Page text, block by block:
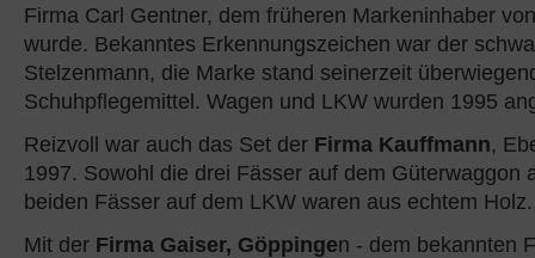
Firma Carl Gentner, dem früheren Markeninhaber
wurde. Bekanntes Erkennungszeichen war der
Stelzenmann, die Marke stand seinerzeit
Schuhpflegemittel. Wagen und LKW wurden 1995
Reizvoll war auch das Set der Firma Kauffmann,
1997. Sowohl die drei Fässer auf dem Güterwaggon
beiden Fässer auf dem LKW waren aus echtem Holz.
Mit der Firma Gaiser, Göppingen - dem bekannten